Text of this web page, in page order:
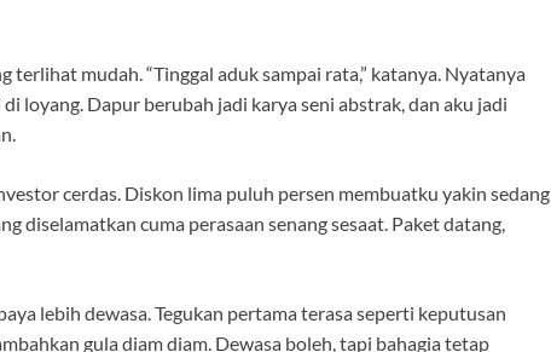
terlihat mudah. “Tinggal aduk sampai rata,” katanya. Nyatanya
loyang. Dapur berubah jadi karya seni abstrak, dan aku jadi
cerdas. Diskon lima puluh persen membuatku yakin sedang
diselamatkan cuma perasaan senang sesaat. Paket datang,
lebih dewasa. Tegukan pertama terasa seperti keputusan
gula diam diam. Dewasa boleh, tapi bahagia tetap